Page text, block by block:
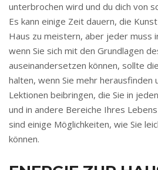
unterbrochen wird und du dich von
Es kann einige Zeit dauern, die
Haus zu meistern, aber jeder muss
wenn Sie sich mit den Grundlagen
auseinandersetzen können, sollte
halten, wenn Sie mehr herausfinden
Lektionen beibringen, die Sie in
und in andere Bereiche Ihres
sind einige Möglichkeiten, wie Sie
können.